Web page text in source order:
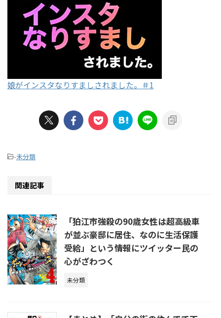
娘がインスタなりすましされました。＃1
-未分類
関連記事
「狛江市強殺の90歳女性は超高級車
が並ぶ豪邸に居住、なのに生活保護
受給」という情報にツイッター民の
心がざわつく
未分類